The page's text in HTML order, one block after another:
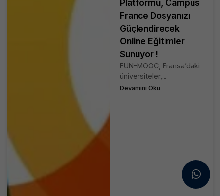
Platformu, Campus
France Dosyanızı
Güçlendirecek
Online Eğitimler
Sunuyor !
FUN-MOOC, Fransa’daki
üniversiteler,...
Devamını Oku